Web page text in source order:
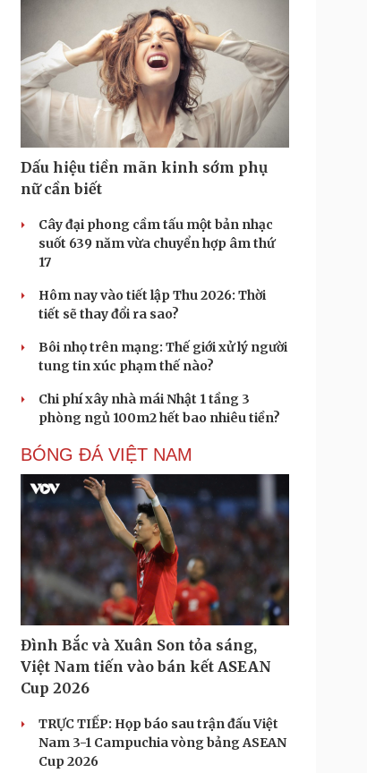
Dấu hiệu tiền mãn kinh sớm phụ
nữ cần biết
Cây đại phong cầm tấu một bản nhạc
suốt 639 năm vừa chuyển hợp âm thứ
17
Hôm nay vào tiết lập Thu 2026: Thời
tiết sẽ thay đổi ra sao?
Bôi nhọ trên mạng: Thế giới xử lý người
tung tin xúc phạm thế nào?
Chi phí xây nhà mái Nhật 1 tầng 3
phòng ngủ 100m2 hết bao nhiêu tiền?
BÓNG ĐÁ VIỆT NAM
Đình Bắc và Xuân Son tỏa sáng,
Việt Nam tiến vào bán kết ASEAN
Cup 2026
TRỰC TIẾP: Họp báo sau trận đấu Việt
Nam 3-1 Campuchia vòng bảng ASEAN
Cup 2026